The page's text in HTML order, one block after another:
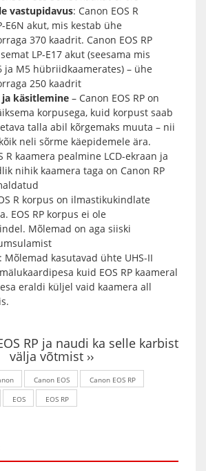
vastupidavus: Canon EOS R
E6N akut, mis kestab ühe
370 kaadrit. Canon EOS RP
LP-E17 akut (seesama mis
ja M5 hübriidkaamerates) – ühe
250 kaadrit
käsitlemine – Canon EOS RP on
korpusega, kuid korpust saab
talla abil kõrgemaks muuta – nii
neli sõrme käepidemele ära.
R kaamera pealmine LCD-ekraan ja
nihik kaamera taga on Canon RP
R korpus on ilmastikukindlate
EOS RP korpus ei ole
Mõlemad on aga siiski
Mõlemad kasutavad ühte UHS-II
kuid EOS RP kaameral
eraldi küljel vaid kaamera all
RP ja naudi ka selle karbist
välja võtmist ››
Canon EOS
Canon EOS RP
EOS EOS RP